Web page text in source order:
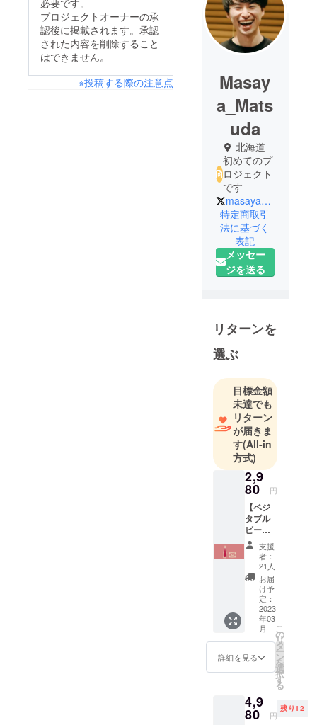
必要です。
プロジェクトオーナーの承
認後に掲載されます。承認
された内容を削除すること
はできません。
※投稿する際の注意点
Masay
a_Mats
uda
北海道
初めてのプ
ロジェクト
です
masayan_0531
特定商取引
法に基づく
表記
メッセー
ジを送る
リターンを
選ぶ
目標金額
未達でも
リターン
が届きま
す(All-in
方式)
2,9
80 円
【ベジ
タブル
ビール1
本】
【さわ
やま農
場より
お礼の
メー
ル】
支援
者：
21人
お届
け予
定：
2023
年03
月
詳細を見る
こ
の
リ
タ
ー
ン
を
選
択
す
る
4,9
80 円
残り12